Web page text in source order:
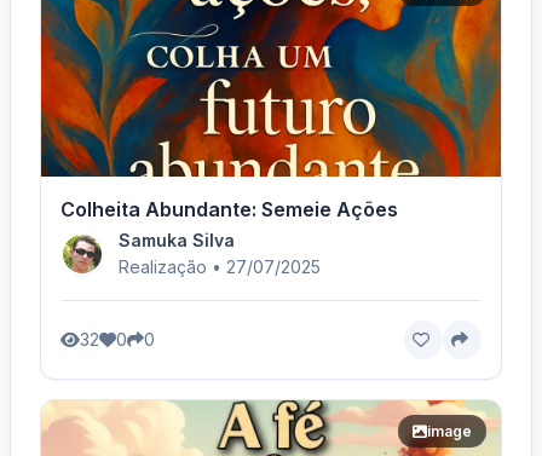
Colheita Abundante: Semeie Ações
Samuka Silva
Realização • 27/07/2025
32 0 0
image